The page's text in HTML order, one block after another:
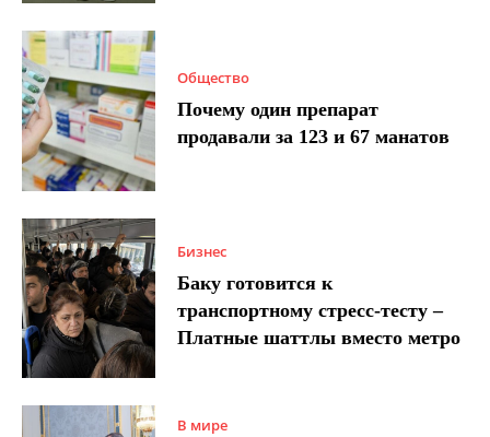
Общество
Почему один препарат
продавали за 123 и 67 манатов
Бизнес
Баку готовится к
транспортному стресс-тесту –
Платные шаттлы вместо метро
В мире